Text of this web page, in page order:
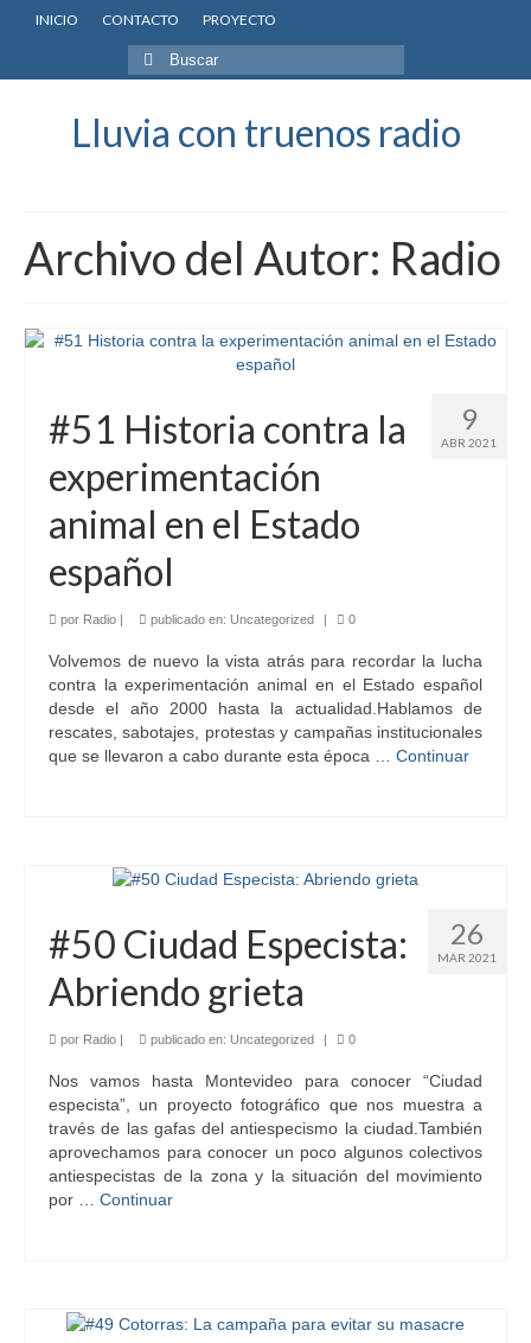
INICIO CONTACTO PROYECTO
Buscar
por:
Lluvia con truenos radio
Archivo del Autor: Radio
9
ABR 2021
#51 Historia contra la
experimentación
animal en el Estado
español
por Radio | publicado en: Uncategorized | 0
Volvemos de nuevo la vista atrás para recordar la lucha
contra la experimentación animal en el Estado español
desde el año 2000 hasta la actualidad.Hablamos de
rescates, sabotajes, protestas y campañas institucionales
que se llevaron a cabo durante esta época … Continuar
26
MAR 2021
#50 Ciudad Especista:
Abriendo grieta
por Radio publicado en: Uncategorized 0
Nos vamos hasta Montevideo para conocer “Ciudad
especista”, un proyecto fotográfico que nos muestra a
través de las gafas del antiespecismo la ciudad.También
aprovechamos para conocer un poco algunos colectivos
antiespecistas de la zona y la situación del movimiento
por … Continuar